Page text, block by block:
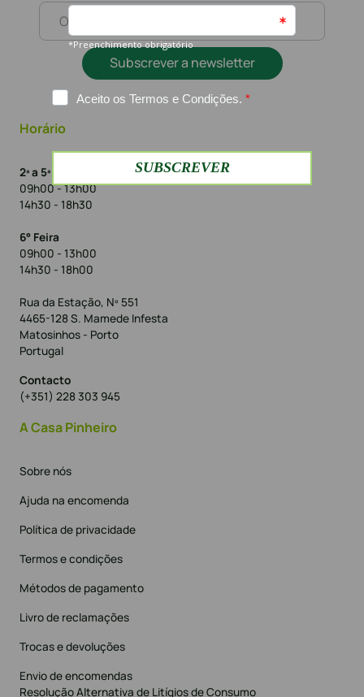
Subscrever a newsletter
Horário
2ª a 5ª Feira
09h00 - 13h00
14h30 - 18h30
6° Feira
09h00 - 13h00
14h30 - 18h00
Rua da Estação, Nº 551
4465-128 S. Mamede Infesta
Matosinhos - Porto
Portugal
Contacto
(+351) 228 303 945
A Casa Pinheiro
Sobre nós
Ajuda na encomenda
Política de privacidade
Termos e condições
Métodos de pagamento
Livro de reclamações
Trocas e devoluções
Envio de encomendas
Resolução Alternativa de Litígios de Consumo